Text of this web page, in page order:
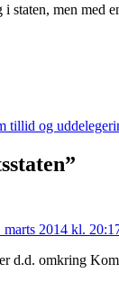
men med
tillid og
”
marts 2014 kl.
d.d. omkring